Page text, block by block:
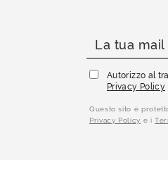
Autorizzo al
Privacy Policy
Questo sito è
Privacy Policy e i